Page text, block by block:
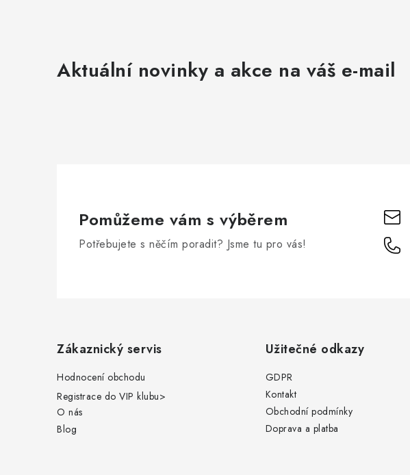
Aktuální novinky a akce na váš e-mail
Pomůžeme vám s výběrem
Potřebujete s něčím poradit? Jsme tu pro vás!
Zákaznický servis
Hodnocení obchodu
Registrace do VIP klubu>
O nás
Blog
Užitečné odkazy
GDPR
Kontakt
Obchodní podmínky
Doprava a platba